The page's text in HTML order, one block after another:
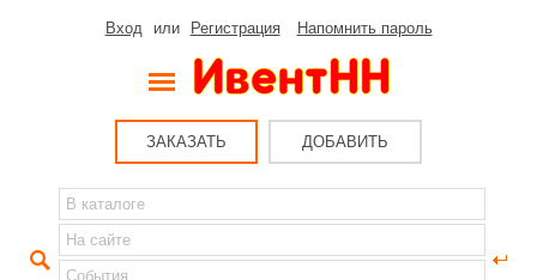
Вход или Регистрация Напомнить пароль
ЗАКАЗАТЬ ДОБАВИТЬ